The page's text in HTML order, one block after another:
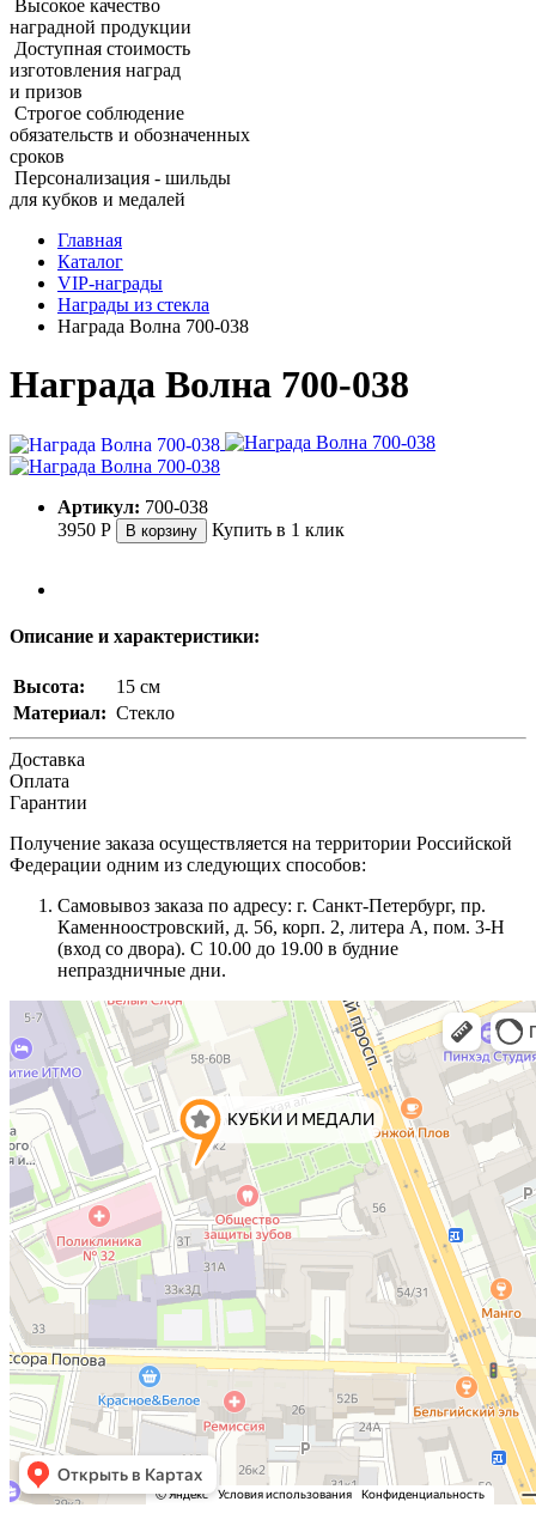
Высокое качество
наградной продукции
Доступная стоимость
изготовления наград
и призов
Строгое соблюдение
обязательств и обозначенных
сроков
Персонализация - шильды
для кубков и медалей
Главная
Каталог
VIP‑награды
Награды из стекла
Награда Волна 700‑038
Награда Волна 700‑038
Артикул: 700-038
3950 Р В корзину Купить в 1 клик
Описание и характеристики:
Высота:
15 см
Материал: Стекло
Доставка
Оплата
Гарантии
Получение заказа осуществляется на территории Российской
Федерации одним из следующих способов:
Самовывоз заказа по адресу: г. Санкт-Петербург, пр.
Каменноостровский, д. 56, корп. 2, литера А, пом. 3-Н
(вход со двора). С 10.00 до 19.00 в будние
непраздничные дни.